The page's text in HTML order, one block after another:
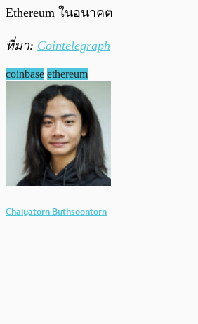
Ethereum ในอนาคต
ที่มา: Cointelegraph
coinbase ethereum
Chaiyatorn Buthsoontorn